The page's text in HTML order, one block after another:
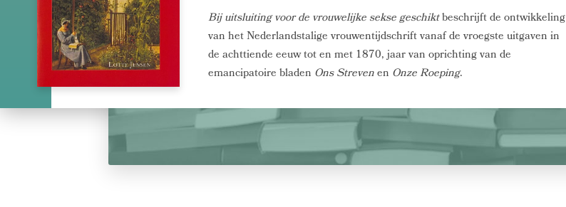
Bij uitsluiting voor de vrouwelijke seksegeschiktbeschrijft de ontwikkeling
van het Nederlandstalige vrouwentijdschrift vanaf de vroegste uitgaven in
de achttiende eeuw tot en met 1870, jaar van oprichting van de
emancipatoire bladen Ons Strevenen Onze Roeping.